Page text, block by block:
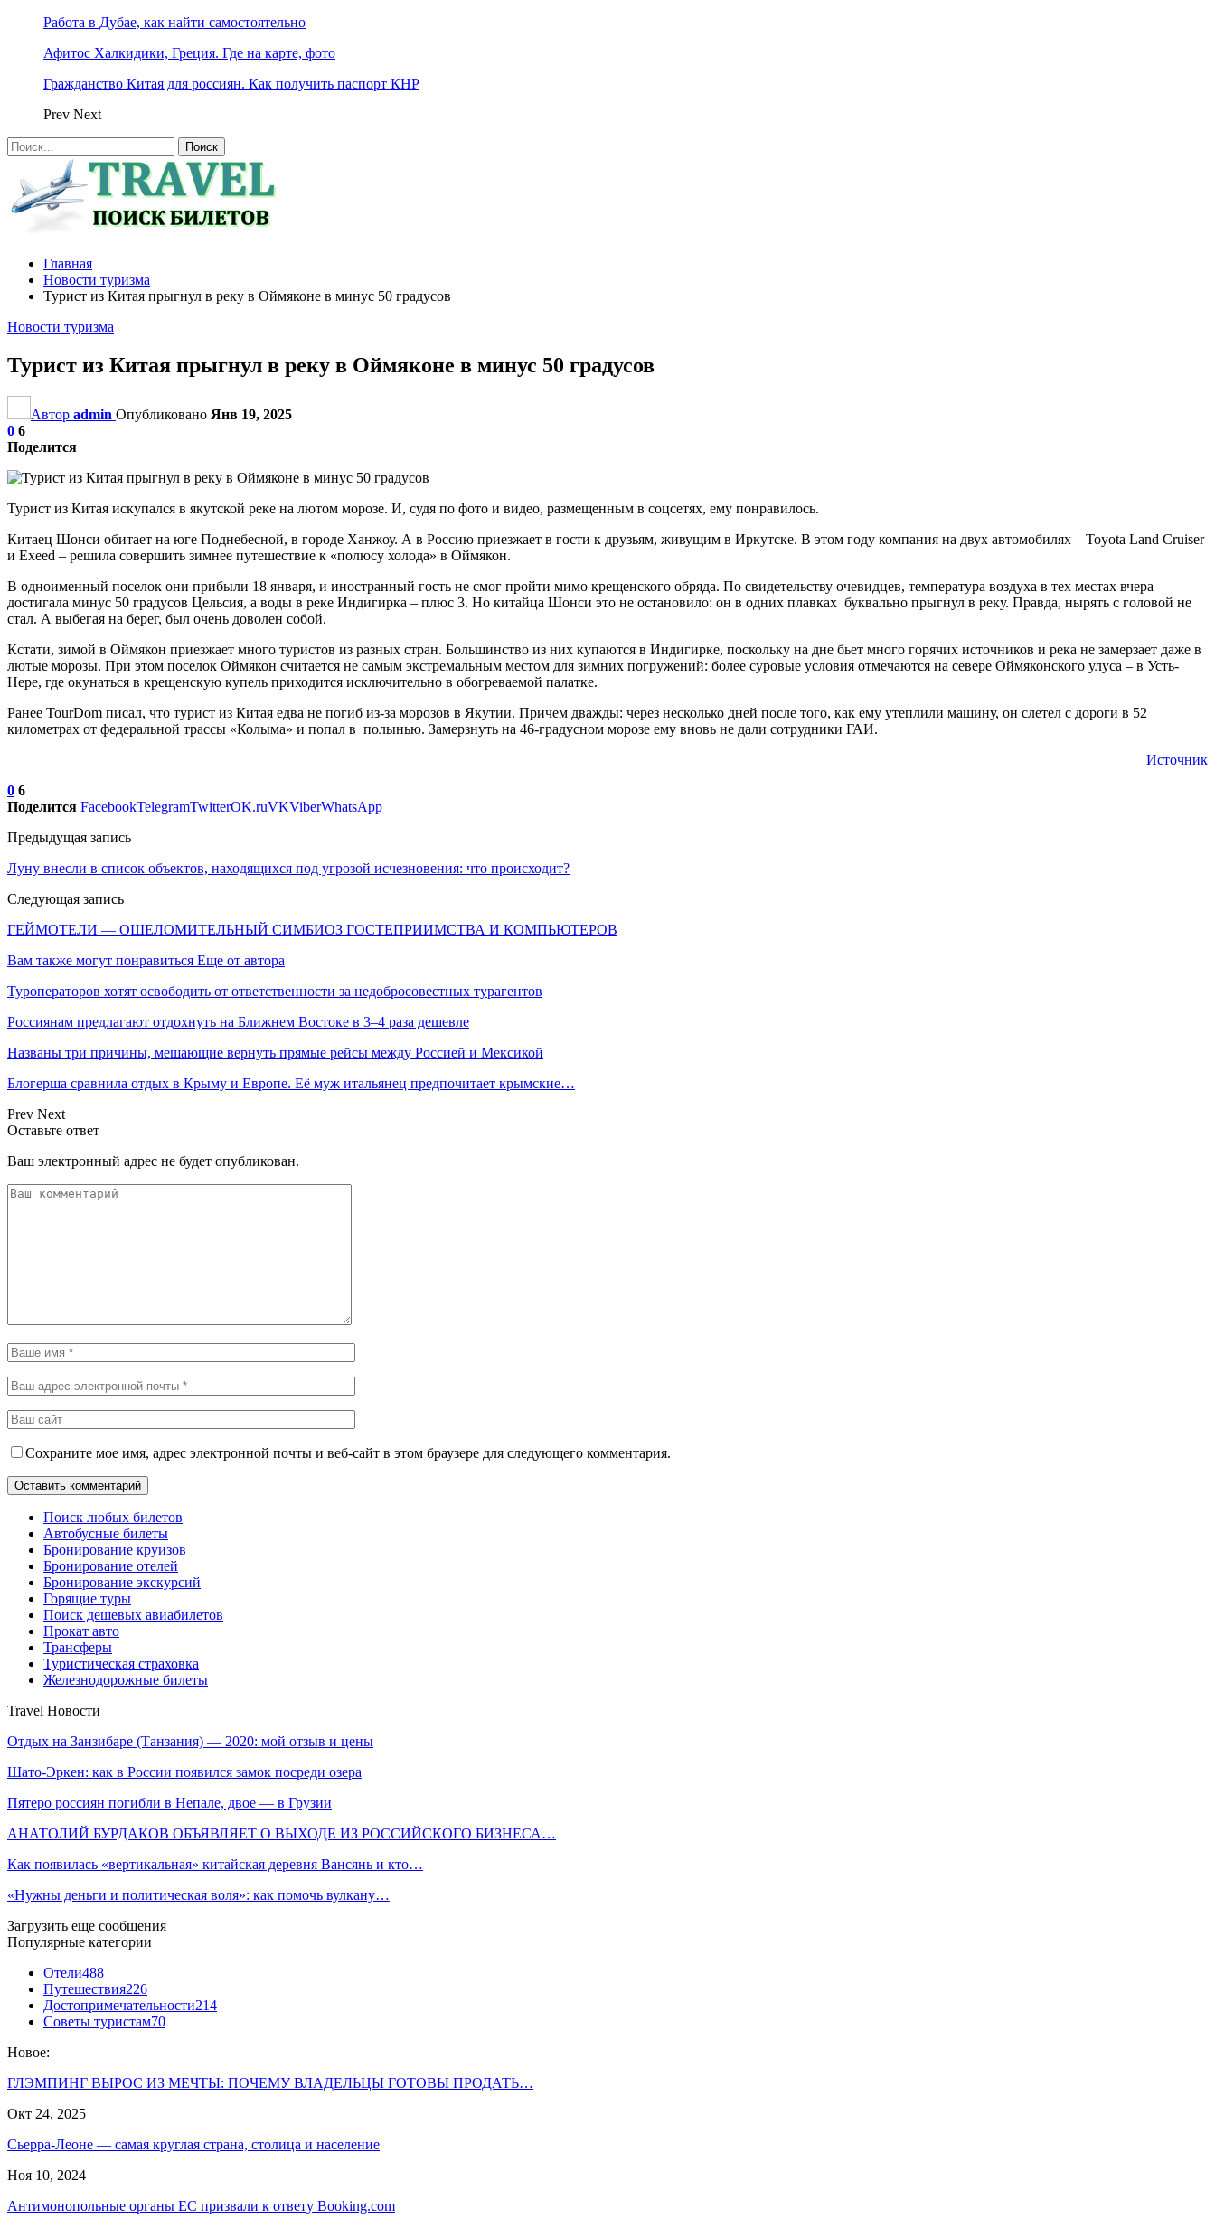
Работа в Дубае, как найти самостоятельно
Афитос Халкидики, Греция. Где на карте, фото
Гражданство Китая для россиян. Как получить паспорт КНР
Prev Next
Главная
Новости туризма
Турист из Китая прыгнул в реку в Оймяконе в минус 50 градусов
Новости туризма
Турист из Китая прыгнул в реку в Оймяконе в минус 50 градусов
Автор admin Опубликовано Янв 19, 2025
0 6
Поделится
Турист из Китая искупался в якутской реке на лютом морозе. И, судя по фото и видео, размещенным в соцсетях, ему понравилось.
Китаец Шонси обитает на юге Поднебесной, в городе Ханжоу. А в Россию приезжает в гости к друзьям, живущим в Иркутске. В этом году компания на двух автомобилях – Toyota Land Cruiser
и Exeed – решила совершить зимнее путешествие к «полюсу холода» в Оймякон.
В одноименный поселок они прибыли 18 января, и иностранный гость не смог пройти мимо крещенского обряда. По свидетельству очевидцев, температура воздуха в тех местах вчера
достигала минус 50 градусов Цельсия, а воды в реке Индигирка – плюс 3. Но китайца Шонси это не остановило: он в одних плавках буквально прыгнул в реку. Правда, нырять с головой не
стал. А выбегая на берег, был очень доволен собой.
Кстати, зимой в Оймякон приезжает много туристов из разных стран. Большинство из них купаются в Индигирке, поскольку на дне бьет много горячих источников и река не замерзает даже в
лютые морозы. При этом поселок Оймякон считается не самым экстремальным местом для зимних погружений: более суровые условия отмечаются на севере Оймяконского улуса – в Усть-
Нере, где окунаться в крещенскую купель приходится исключительно в обогреваемой палатке.
Ранее TourDom писал, что турист из Китая едва не погиб из-за морозов в Якутии. Причем дважды: через несколько дней после того, как ему утеплили машину, он слетел с дороги в 52
километрах от федеральной трассы «Колыма» и попал в полынью. Замерзнуть на 46-градусном морозе ему вновь не дали сотрудники ГАИ.
Источник
0 6
Поделится FacebookTelegramTwitterOK.ruVKViberWhatsApp
Предыдущая запись
Луну внесли в список объектов, находящихся под угрозой исчезновения: что происходит?
Следующая запись
ГЕЙМОТЕЛИ — ОШЕЛОМИТЕЛЬНЫЙ СИМБИОЗ ГОСТЕПРИИМСТВА И КОМПЬЮТЕРОВ
Вам также могут понравиться Еще от автора
Туроператоров хотят освободить от ответственности за недобросовестных турагентов
Россиянам предлагают отдохнуть на Ближнем Востоке в 3–4 раза дешевле
Названы три причины, мешающие вернуть прямые рейсы между Россией и Мексикой
Блогерша сравнила отдых в Крыму и Европе. Её муж итальянец предпочитает крымские…
Prev Next
Оставьте ответ
Ваш электронный адрес не будет опубликован.
Сохраните мое имя, адрес электронной почты и веб-сайт в этом браузере для следующего комментария.
Поиск любых билетов
Автобусные билеты
Бронирование круизов
Бронирование отелей
Бронирование экскурсий
Горящие туры
Поиск дешевых авиабилетов
Прокат авто
Трансферы
Туристическая страховка
Железнодорожные билеты
Travel Новости
Отдых на Занзибаре (Танзания) — 2020: мой отзыв и цены
Шато-Эркен: как в России появился замок посреди озера
Пятеро россиян погибли в Непале, двое — в Грузии
АНАТОЛИЙ БУРДАКОВ ОБЪЯВЛЯЕТ О ВЫХОДЕ ИЗ РОССИЙСКОГО БИЗНЕСА…
Как появилась «вертикальная» китайская деревня Вансянь и кто…
«Нужны деньги и политическая воля»: как помочь вулкану…
Загрузить еще сообщения
Популярные категории
Отели488
Путешествия226
Достопримечательности214
Советы туристам70
Новое:
ГЛЭМПИНГ ВЫРОС ИЗ МЕЧТЫ: ПОЧЕМУ ВЛАДЕЛЬЦЫ ГОТОВЫ ПРОДАТЬ…
Окт 24, 2025
Сьерра-Леоне — самая круглая страна, столица и население
Ноя 10, 2024
Антимонопольные органы ЕС призвали к ответу Booking.com